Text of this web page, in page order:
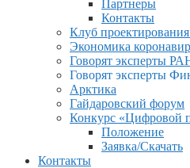
Партнеры
Контакты
Клуб
Экономика
Говорят эксперты
Говорят эксперты
Арктика
Гайдаровский форум
Конкурс «Цифровой
Положение
Заявка/Скачать
Контакты